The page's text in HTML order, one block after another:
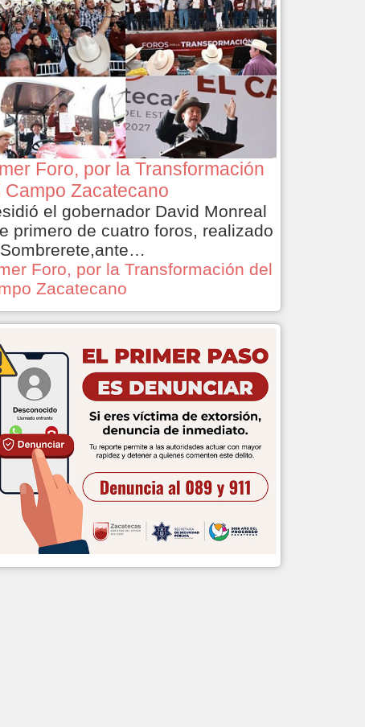
Foro, por la Transformación
Campo Zacatecano
el gobernador David Monreal
primero de cuatro foros, realizado
Foro, por la Transformación del
Zacatecano